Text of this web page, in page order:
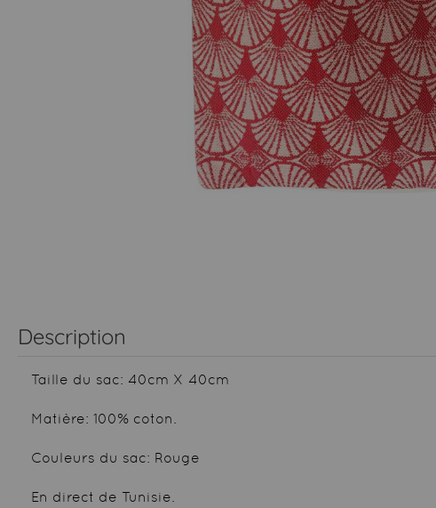
Description
Taille du sac: 40cm X 40cm
Matière: 100% coton.
Couleurs du sac: Rouge
En direct de Tunisie.